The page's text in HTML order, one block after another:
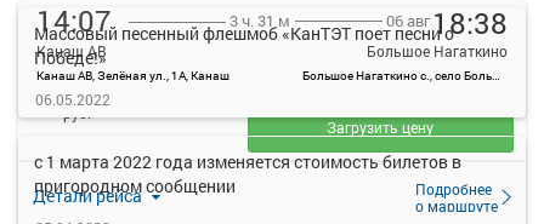
14:07
Канаш АВ
Канаш АВ, Зелёная ул., 1А, Канаш
3 ч. 31 м 06 авг18:38
Большое Нагаткино
Большое Нагаткино с., село Большое Нагаткино, Россия
Детали рейса
Подробнее
о маршруте
—
Загрузить цену
Массовый песенный флешмоб «КанТЭТ поет песни о
Победе!»
06.05.2022
с 1 марта 2022 года изменяется стоимость билетов в
пригородном сообщении